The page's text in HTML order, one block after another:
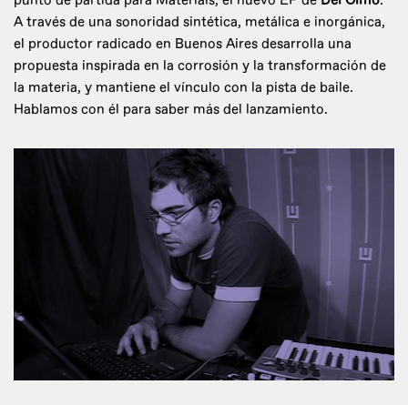
A través de una sonoridad sintética, metálica e inorgánica,
el productor radicado en Buenos Aires desarrolla una
propuesta inspirada en la corrosión y la transformación de
la materia, y mantiene el vínculo con la pista de baile.
Hablamos con él para saber más del lanzamiento.